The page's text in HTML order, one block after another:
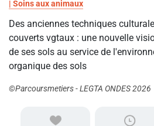
| Soins aux animaux
Des anciennes techniques
couverts vgtaux : une nouvelle
de ses sols au service de
organique des sols
©Parcoursmetiers - LEGTA ONDES 2026